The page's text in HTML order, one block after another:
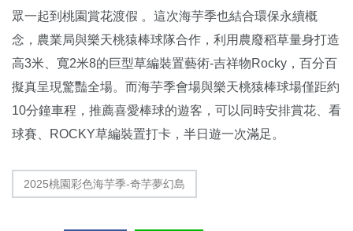
眾一起到桃園賞花渡假 。這次海芋季也結合環保永續概
念，農業局與樂天桃猿棒球隊合作，利用農廢稻草量身打造
高3米、寬2米8的巨型草編裝置藝術-吉祥物Rocky，百分百
擬真呈現驚豔全場。而海芋季會場與樂天桃猿棒球場僅距約
10分鐘車程，推薦喜愛棒球的遊客，可以同時安排賞花、看
球賽、ROCKY草編裝置打卡，半日遊一次滿足。
2025桃園彩色海芋季-奇芋夢幻島